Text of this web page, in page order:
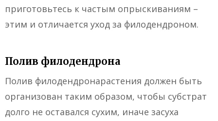
приготовьтесь к частым опрыскиваниям –
этим и отличается уход за филодендроном.
Полив филодендрона
Полив филодендронарастения должен быть
организован таким образом, чтобы субстрат
долго не оставался сухим, иначе засуха